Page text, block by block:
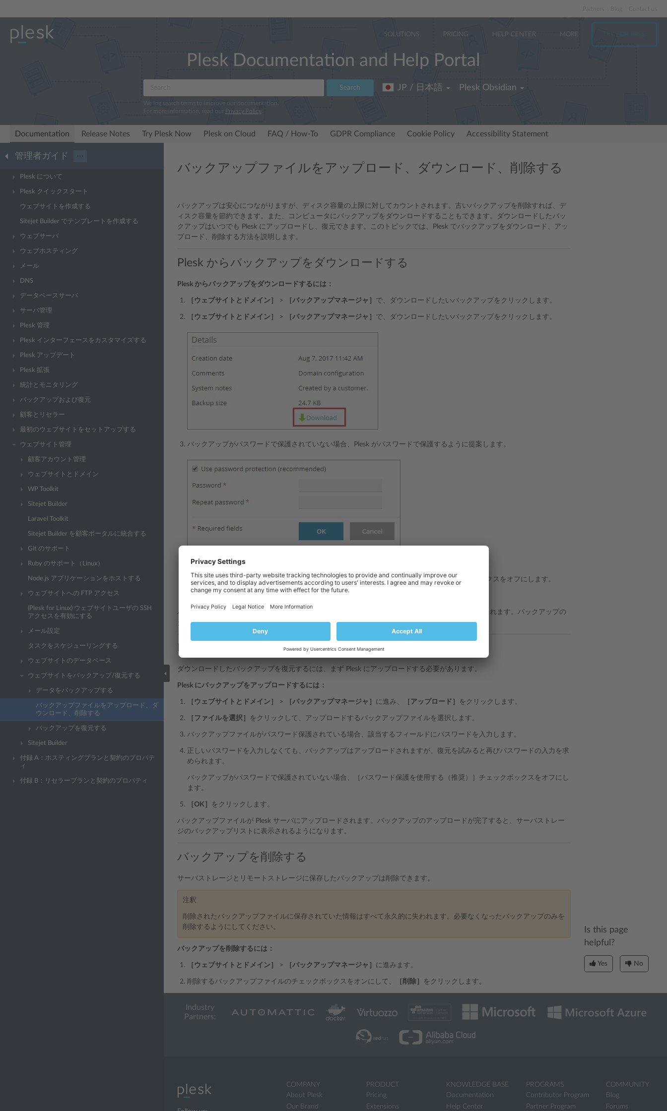
Partners
SOLUTIONS PRICING HELP CENTER MORE TRY FOR FREE
Plesk Documentation and Help Portal
Search
We log search terms to improve our documentation.
For more information, read our Privacy Policy.
JP / 日本語 Plesk Obsidian
Documentation Release Notes Try Plesk Now Plesk on Cloud FAQ / How-To GDPR Compliance Cookie Policy Accessibility Statement
管理者ガイド ···
Plesk について
Plesk クイックスタート
ウェブサイトを作成する
Sitejet Builder でテンプレートを作成する
ウェブサーバ
ウェブホスティング
メール
DNS
データベースサーバ
サーバ管理
Plesk 管理
Plesk インターフェースをカスタマイズする
Plesk アップデート
Plesk 拡張
統計とモニタリング
バックアップおよび復元
顧客とリセラー
最初のウェブサイトをセットアップする
ウェブサイト管理
顧客アカウント管理
ウェブサイトとドメイン
WP Toolkit
Sitejet Builder
Laravel Toolkit
Sitejet Builder を顧客ポータルに統合する
Git のサポート
Ruby のサポート（Linux）
Node.js アプリケーションをホストする
ウェブサイトへの FTP アクセス
(Plesk for Linux) ウェブサイトユーザの SSH
アクセスを有効にする
メール設定
タスクをスケジューリングする
ウェブサイトのデータベース
ウェブサイトをバックアップ/復元する
データをバックアップする
バックアップファイルをアップロード、ダ
ウンロード、削除する
バックアップを復元する
Sitejet Builder
付録 A：ホスティングプランと契約のプロパテ
ィ
付録 B：リセラープランと契約のプロパティ
バックアップファイルをアップロード、ダウンロード、削除する
バックアップは安心につながりますが、ディスク容量の上限に対してカウントされます。古いバックアップを削除すれば、デ
ィスク容量を節約できます。また、コンピュータにバックアップをダウンロードすることもできます。ダウンロードしたバッ
クアップはいつでも Plesk にアップロードし、復元できます。このトピックでは、Plesk でバックアップをダウンロード、アッ
プロード、削除する方法を説明します。
Plesk からバックアップをダウンロードする
Plesk からバックアップをダウンロードするには：
［ウェブサイトとドメイン］ > ［バックアップマネージャ］ で、ダウンロードしたいバックアップをクリックします。
［ウェブサイトとドメイン］ > ［バックアップマネージャ］ で、ダウンロードしたいバックアップをクリックします。
バックアップがパスワードで保護されていない場合、Plesk がパスワードで保護するように提案します。
該当するフィールドにパスワードを入力することで、パスワードで保護することをお勧めします。
バックアップをパスワードで保護したくない場合、［パスワード保護を使用する］チェックボックスをオフにします。
［OK］ をクリックします。
バックアップファイルは、ブラウザ設定で指定された「Downloads」ディレクトリにダウンロードされます。バックアップの
ダウンロードが完了したら、サーバのストレージから削除できます。
Plesk にバックアップファイルをアップロードする
ダウンロードしたバックアップを復元するには、まず Plesk にアップロードする必要があります。
Plesk にバックアップをアップロードするには：
［ウェブサイトとドメイン］ > ［バックアップマネージャ］ に進み、 ［アップロード］ をクリックします。
［ファイルを選択］ をクリックして、アップロードするバックアップファイルを選択します。
バックアップファイルがパスワード保護されている場合、該当するフィールドにパスワードを入力します。
正しいパスワードを入力しなくても、バックアップはアップロードされますが、復元を試みると再びパスワードの入力を求
められます。
バックアップがパスワードで保護されていない場合、［パスワード保護を使用する（推奨）］チェックボックスをオフにし
ます。
［OK］ をクリックします。
バックアップファイルが Plesk サーバにアップロードされます。バックアップのアップロードが完了すると、サーバストレー
ジのバックアップリストに表示されるようになります。
バックアップを削除する
サーバストレージとリモートストレージに保存したバックアップは削除できます。
注釈
削除されたバックアップファイルに保存されていた情報はすべて永久的に失われます。必要なくなったバックアップのみを
削除するようにしてください。
バックアップを削除するには：
［ウェブサイトとドメイン］ > ［バックアップマネージャ］ に進みます。
削除するバックアップファイルのチェックボックスをオンにして、 ［削除］ をクリックします。
Is this page
helpful?
Yes No
Industry
Partners:
COMPANY
About Plesk
Our Brand
PRODUCT
Pricing
Extensions
KNOWLEDGE BASE
Documentation
Help Center
PROGRAMS
Contributor Program
Partner Program
COMMUNITY
Blog
Forums